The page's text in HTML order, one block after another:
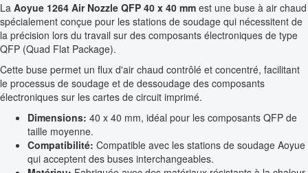
La Aoyue 1264 Air Nozzle QFP 40 x 40 mm est une buse à air chaud
spécialement conçue pour les stations de soudage qui nécessitent de
la précision lors du travail sur des composants électroniques de type
QFP (Quad Flat Package).
Cette buse permet un flux d'air chaud contrôlé et concentré, facilitant
le processus de soudage et de dessoudage des composants
électroniques sur les cartes de circuit imprimé.
Dimensions: 40 x 40 mm, idéal pour les composants QFP de
taille moyenne.
Compatibilité: Compatible avec les stations de soudage Aoyue
qui acceptent des buses interchangeables.